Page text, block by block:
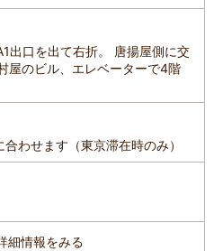
出口を出て右折。 唐揚屋側に交
屋のビル、エレベーターで4階
わせます（東京滞在時のみ）
細情報をみる